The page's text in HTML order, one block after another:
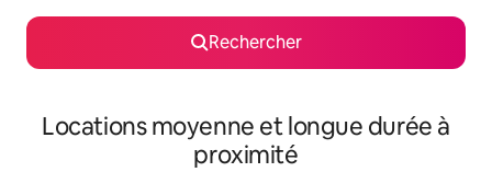
Rechercher
Locations moyenne et longue durée à
proximité